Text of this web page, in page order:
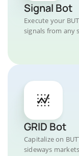
Signal Bot
Execute your
signals from any
GRID Bot
Capitalize on
sideways